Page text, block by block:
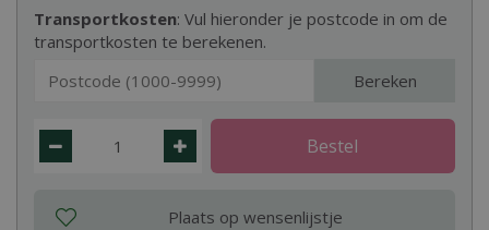
Transportkosten: Vul hieronder je postcode in om de
transportkosten te berekenen.
Bereken